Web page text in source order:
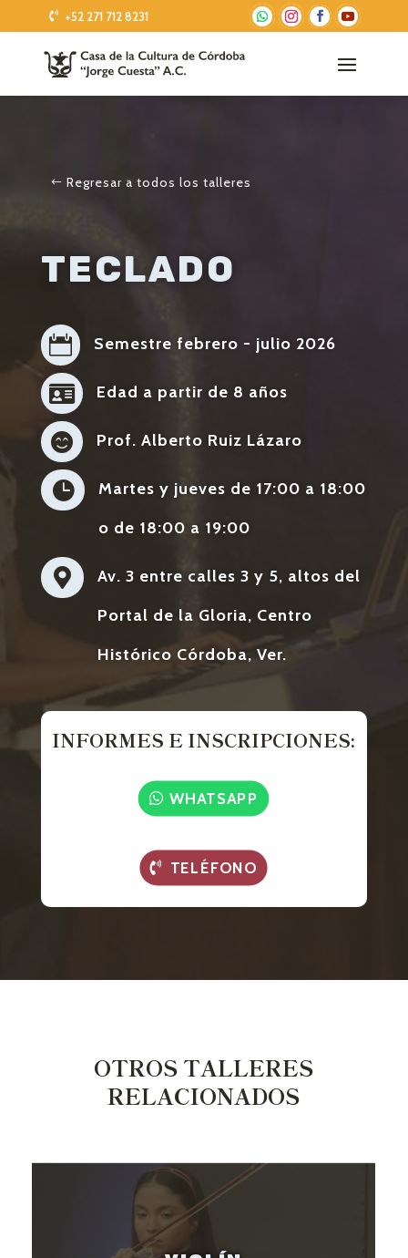
+52 271 712 8231
Regresar a todos los talleres
TECLADO
 Semestre febrero - julio 2026
 Edad a partir de 8 años
 Prof. Alberto Ruiz Lázaro

Martes y jueves de 17:00 a 18:00
o de 18:00 a 19:00

Av. 3 entre calles 3 y 5, altos del
Portal de la Gloria, Centro
Histórico Córdoba, Ver.
INFORMES E INSCRIPCIONES:
WHATSAPP
TELÉFONO
OTROS TALLERES
RELACIONADOS